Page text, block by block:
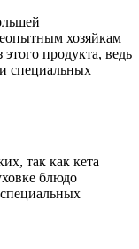
хозяйкам
продукта, ведь
специальных
так как кета
блюдо